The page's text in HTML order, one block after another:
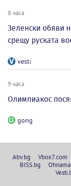
8 часа
Зеленски обяви
срещу руската
vesti
9 часа
Олимпиакос
gong
Abv.bg Vbox7.com
BISS.bg